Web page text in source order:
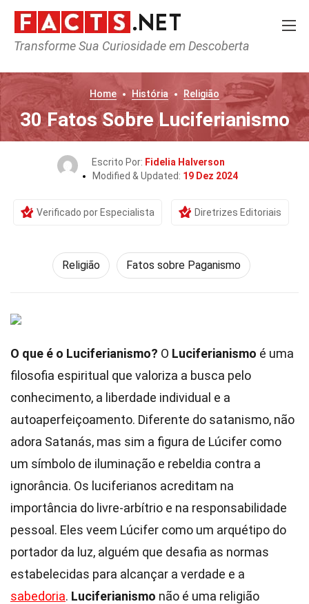
Transforme Sua Curiosidade em Descoberta
Home História Religião
30 Fatos Sobre Luciferianismo
Escrito Por: Fidelia Halverson
Modified & Updated: 19 Dez 2024
Verificado por Especialista Diretrizes Editoriais
Religião Fatos sobre Paganismo
O que é o Luciferianismo? O Luciferianismo é uma
filosofia espiritual que valoriza a busca pelo
conhecimento, a liberdade individual e a
autoaperfeiçoamento. Diferente do satanismo, não
adora Satanás, mas sim a figura de Lúcifer como
um símbolo de iluminação e rebeldia contra a
ignorância. Os luciferianos acreditam na
importância do livre-arbítrio e na responsabilidade
pessoal. Eles veem Lúcifer como um arquétipo do
portador da luz, alguém que desafia as normas
estabelecidas para alcançar a verdade e a
sabedoria. Luciferianismo não é uma religião